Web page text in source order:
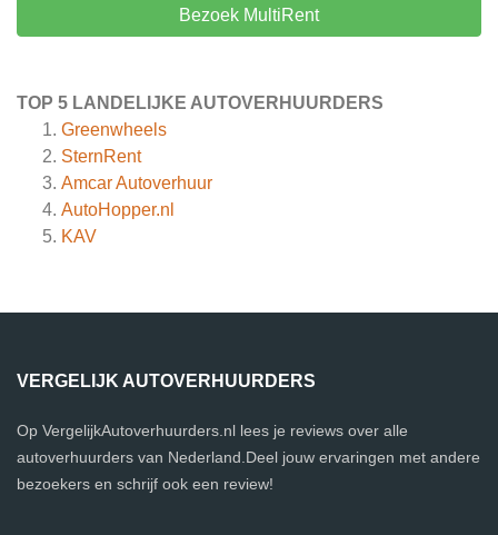
Bezoek MultiRent
TOP 5 LANDELIJKE AUTOVERHUURDERS
Greenwheels
SternRent
Amcar Autoverhuur
AutoHopper.nl
KAV
VERGELIJK AUTOVERHUURDERS
Op VergelijkAutoverhuurders.nl lees je reviews over alle
autoverhuurders van Nederland.Deel jouw ervaringen met andere
bezoekers en schrijf ook een review!